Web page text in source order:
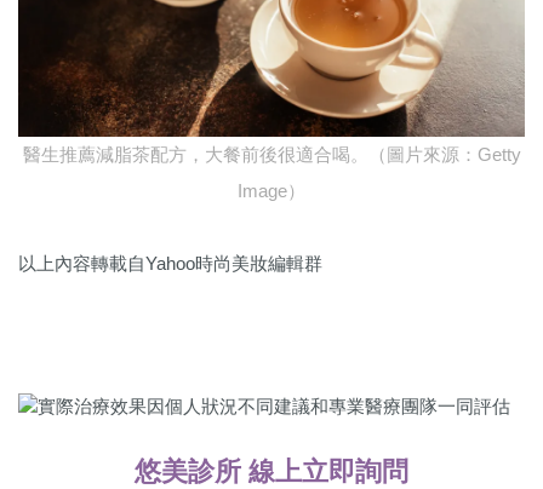
醫生推薦減脂茶配方，大餐前後很適合喝。（圖片來源：Getty
Image）
以上內容轉載自Yahoo時尚美妝編輯群
悠美診所 線上立即詢問